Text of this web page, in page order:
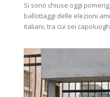
Si sono chiuse oggi
ballottaggi delle elezioni
italiani, tra cui sei